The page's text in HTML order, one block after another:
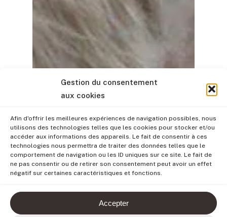
Gestion du consentement
aux cookies
Afin d'offrir les meilleures expériences de navigation possibles, nous
utilisons des technologies telles que les cookies pour stocker et/ou
accéder aux informations des appareils. Le fait de consentir à ces
technologies nous permettra de traiter des données telles que le
comportement de navigation ou les ID uniques sur ce site. Le fait de
ne pas consentir ou de retirer son consentement peut avoir un effet
négatif sur certaines caractéristiques et fonctions.
Accepter